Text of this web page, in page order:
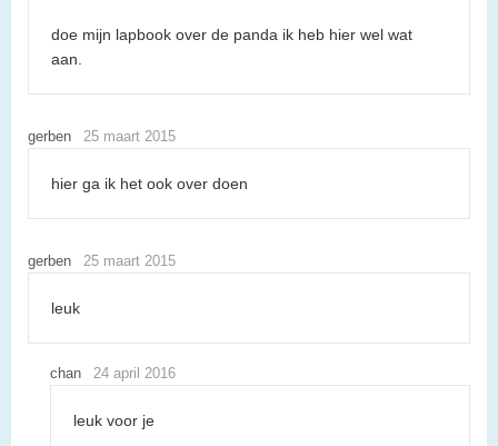
doe mijn lapbook over de panda ik heb hier wel wat
aan.
gerben 25 maart 2015
hier ga ik het ook over doen
gerben 25 maart 2015
leuk
chan 24 april 2016
leuk voor je